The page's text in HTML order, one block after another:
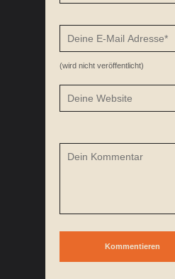
(wird nicht veröffentlicht)